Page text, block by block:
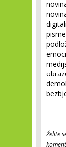
Želite